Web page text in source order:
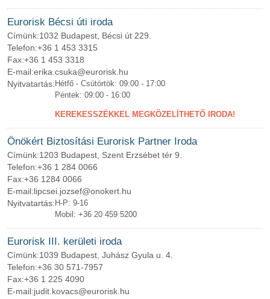
Eurorisk Bécsi úti iroda
Címünk:1032 Budapest, Bécsi út 229.
Telefon:+36 1 453 3315
Fax:+36 1 453 3318
E-mail:erika.csuka@eurorisk.hu
Nyitvatartás: Hétfő - Csütörtök: 09:00 - 17:00
Péntek: 09:00 - 16:00
KEREKESSZÉKKEL MEGKÖZELÍTHETŐ IRODA!
Önökért Biztosítási Eurorisk Partner Iroda
Címünk:1203 Budapest, Szent Erzsébet tér 9.
Telefon:+36 1 284 0066
Fax:+36 1284 0066
E-mail:lipcsei.jozsef@onokert.hu
Nyitvatartás: H-P: 9-16
Mobil: +36 20 459 5200
Eurorisk III. kerületi iroda
Címünk:1039 Budapest, Juhász Gyula u. 4.
Telefon:+36 30 571-7957
Fax:+36 1 225 4090
E-mail:judit.kovacs@eurorisk.hu